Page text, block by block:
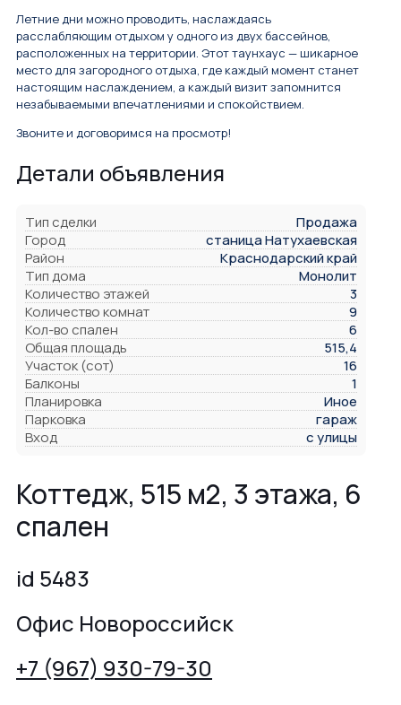
Летние дни можно проводить, наслаждаясь
расслабляющим отдыхом у одного из двух бассейнов,
расположенных на территории. Этот таунхаус — шикарное
место для загородного отдыха, где каждый момент станет
настоящим наслаждением, а каждый визит запомнится
незабываемыми впечатлениями и спокойствием.
Звоните и договоримся на просмотр!
Детали объявления
Тип сделки
Продажа
Город
станица Натухаевская
Район
Краснодарский край
Тип дома
Монолит
Количество этажей
3
Количество комнат
9
Кол-во спален
6
Общая площадь
515,4
Участок (сот)
16
Балконы
1
Планировка
Иное
Парковка
гараж
Вход
с улицы
Коттедж, 515 м2, 3 этажа, 6
спален
id 5483
Офис Новороссийск
+7 (967) 930-79-30